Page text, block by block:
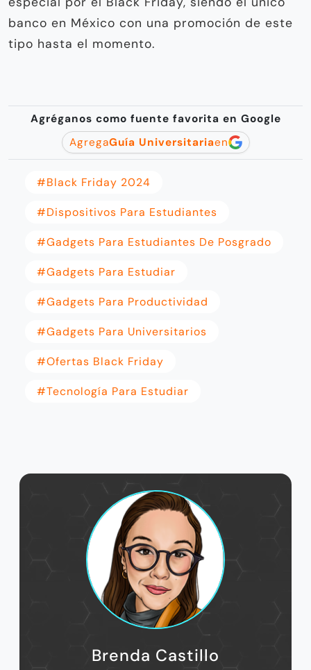
banco en México con una promoción de este
tipo hasta el momento.
Agréganos como fuente favorita en Google
AgregaGuía Universitariaen
#Black Friday 2024
#dispositivos Para Estudiantes
#gadgets Para Estudiantes De Posgrado
#gadgets Para Estudiar
#gadgets Para Productividad
#gadgets Para Universitarios
#ofertas Black Friday
#Tecnología Para Estudiar
Brenda Castillo